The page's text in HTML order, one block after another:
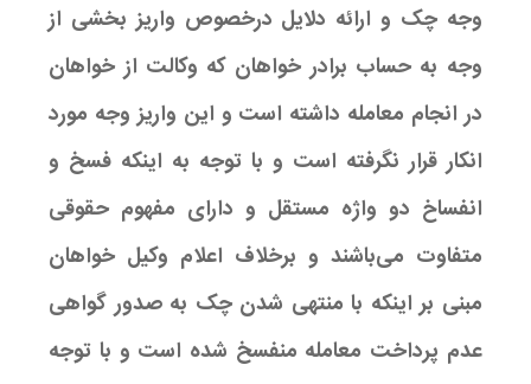
وجه چک و ارائه دلایل درخصوص واریز بخشی از
وجه به حساب برادر خواهان که وکالت از خواهان
در انجام معامله داشته است و این واریز وجه مورد
انکار قرار نگرفته است و با توجه به اینکه فسخ و
انفساخ دو واژه مستقل و دارای مفهوم حقوقی
متفاوت می‌باشند و برخلاف اعلام وکیل خواهان
مبنی بر اینکه با منتهی شدن چک به صدور گواهی
عدم پرداخت معامله منفسخ شده است و با توجه